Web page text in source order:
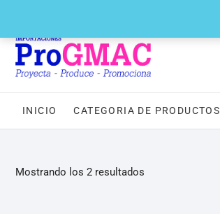
contenido
INICIO CATEGORIA DE PRODUCTOS
Mostrando los 2 resultados